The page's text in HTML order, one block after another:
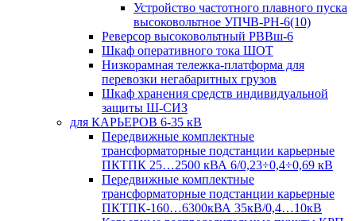
Устройство частотного плавного пуска
высоковольтное УПЧВ-РН-6(10)
Реверсор высоковольтный РВВш-6
Шкаф оперативного тока ШОТ
Низкорамная тележка-платформа для
перевозки негабаритных грузов
Шкаф хранения средств индивидуальной
защиты Ш-СИЗ
для КАРЬЕРОВ 6-35 кВ
Передвижные комплектные
трансформаторные подстанции карьерные
ПКТПК 25…2500 кВА 6/0,23÷0,4÷0,69 кВ
Передвижные комплектные
трансформаторные подстанции карьерные
ПКТПК-160…6300кВА 35кВ/0,4…10кВ